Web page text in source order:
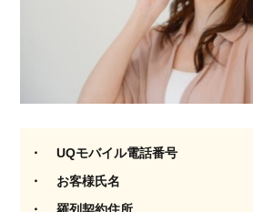
SNS
使え
る
UQモバイル電話番号
お客様氏名